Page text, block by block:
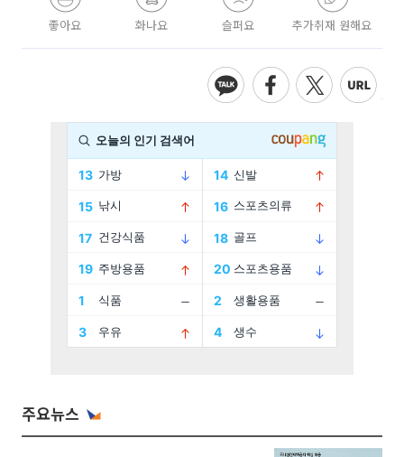
좋아요 화나요 슬퍼요 추가취재 원해요
주요뉴스